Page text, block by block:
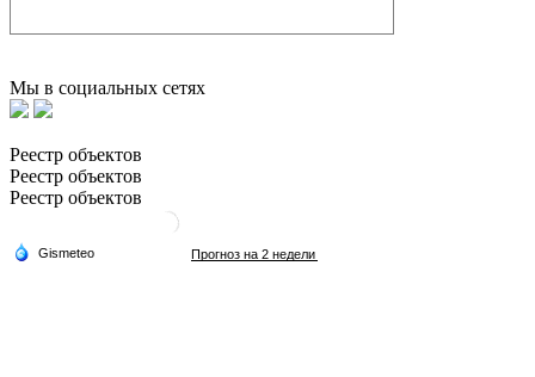
Мы в социальных сетях
Реестр объектов
Реестр объектов
Реестр объектов